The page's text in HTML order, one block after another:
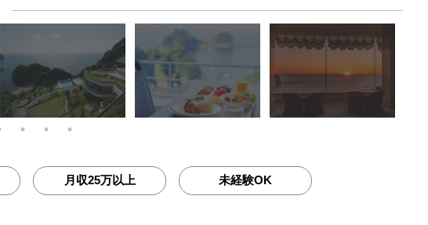
月収25万以上 未経験OK